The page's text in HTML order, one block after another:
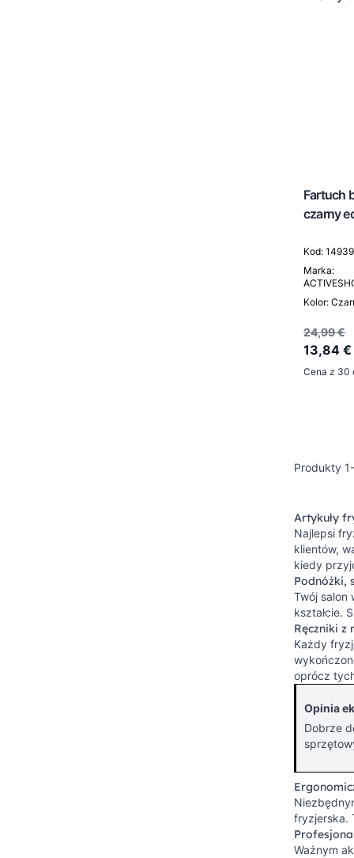
Fartuch
czarny
Kod:
Marka:
Kolor:
24,99 €
13,84 €
Cena z 30
Produkty 1-
Artykuły
Najlepsi
klientów,
kiedy
Podnóżki,
Twój salon
kształcie.
Ręczniki z
Każdy
oprócz
Opinia
Dobrze
fryzjerska.
Ważnym